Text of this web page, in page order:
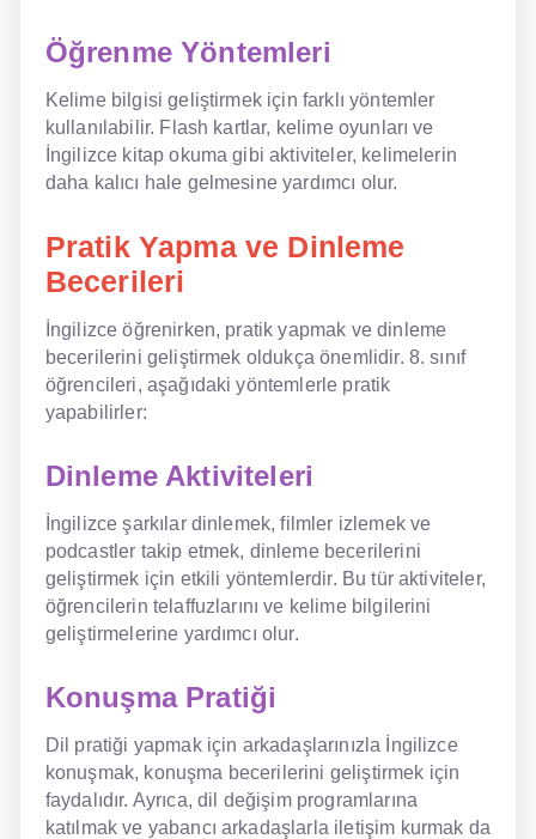
Öğrenme Yöntemleri
Kelime bilgisi geliştirmek için farklı yöntemler
kullanılabilir. Flash kartlar, kelime oyunları ve
İngilizce kitap okuma gibi aktiviteler, kelimelerin
daha kalıcı hale gelmesine yardımcı olur.
Pratik Yapma ve Dinleme
Becerileri
İngilizce öğrenirken, pratik yapmak ve dinleme
becerilerini geliştirmek oldukça önemlidir. 8. sınıf
öğrencileri, aşağıdaki yöntemlerle pratik
yapabilirler:
Dinleme Aktiviteleri
İngilizce şarkılar dinlemek, filmler izlemek ve
podcastler takip etmek, dinleme becerilerini
geliştirmek için etkili yöntemlerdir. Bu tür aktiviteler,
öğrencilerin telaffuzlarını ve kelime bilgilerini
geliştirmelerine yardımcı olur.
Konuşma Pratiği
Dil pratiği yapmak için arkadaşlarınızla İngilizce
konuşmak, konuşma becerilerini geliştirmek için
faydalıdır. Ayrıca, dil değişim programlarına
katılmak ve yabancı arkadaşlarla iletişim kurmak da